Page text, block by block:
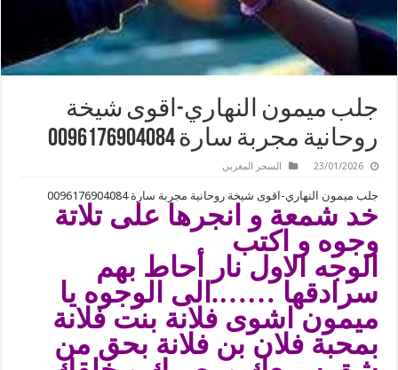
جلب ميمون النهاري-اقوى شيخة
روحانية مجربة سارة 0096176904084
23/01/2026 السحر المغربي
جلب ميمون النهاري-اقوى شيخة روحانية مجربة سارة 0096176904084
خد شمعة و انجرها على تلاتة
وجوه و اكتب
الوجه الاول نار أحاط بهم
سرادقها …….الى الوجوه يا
ميمون اشوى فلانة بنت فلانة
بمحبة فلان بن فلانة بحق من